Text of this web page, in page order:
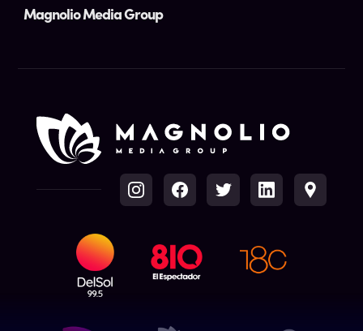
Magnolio Media Group